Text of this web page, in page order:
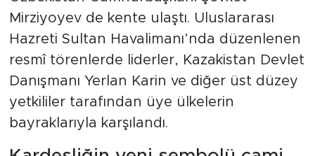
Özbekistan Cumhurbaşkanı Şevket
Mirziyoyev de kente ulaştı. Uluslararası
Hazreti Sultan Havalimanı’nda düzenlenen
resmî törenlerde liderler, Kazakistan Devlet
Danışmanı Yerlan Karin ve diğer üst düzey
yetkililer tarafından üye ülkelerin